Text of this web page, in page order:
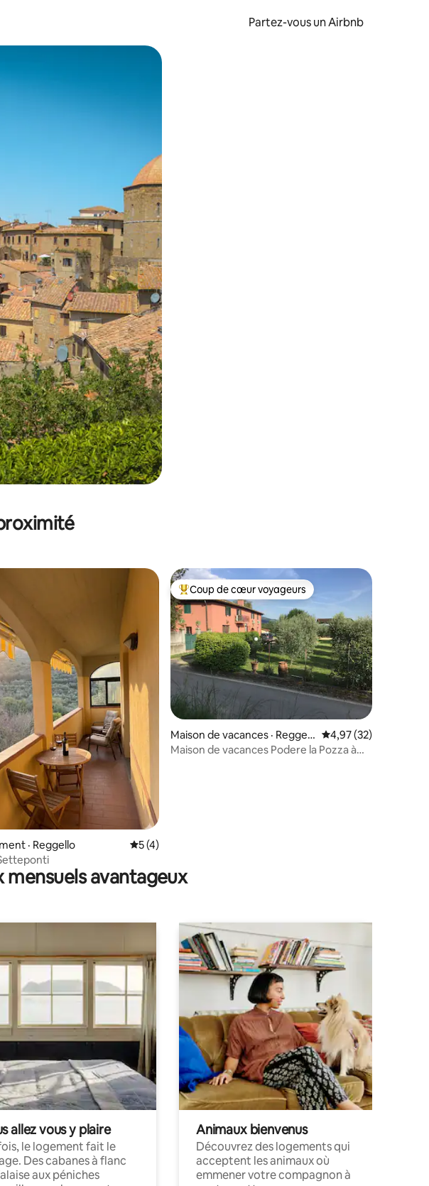
Partez-vous un Airbnb
en appuyant dessus et en les faisant glisser.
5, 428 commentaires
· Reggello Note moyenne de 5 sur 5, 4 commentaires
5 (4)
Coup de cœur voyageurs parmi les plus aimés
Coup de cœur voyageurs
Maison de vacances · Reggell
o
Note moyenne de
4,97 (32)
Maison de vacances Podere la Pozza à
avantageux
allez vous y plaire
le logement fait le
Des cabanes à flanc
aux péniches
Animaux bienvenus
Découvrez des logements qui
acceptent les animaux où
emmener votre compagnon à